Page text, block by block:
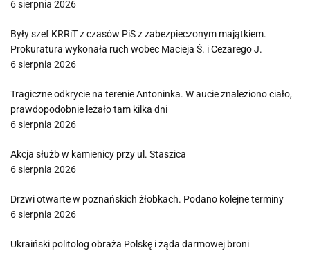
6 sierpnia 2026
Były szef KRRiT z czasów PiS z zabezpieczonym majątkiem.
Prokuratura wykonała ruch wobec Macieja Ś. i Cezarego J.
6 sierpnia 2026
Tragiczne odkrycie na terenie Antoninka. W aucie znaleziono ciało,
prawdopodobnie leżało tam kilka dni
6 sierpnia 2026
Akcja służb w kamienicy przy ul. Staszica
6 sierpnia 2026
Drzwi otwarte w poznańskich żłobkach. Podano kolejne terminy
6 sierpnia 2026
Ukraiński politolog obraża Polskę i żąda darmowej broni